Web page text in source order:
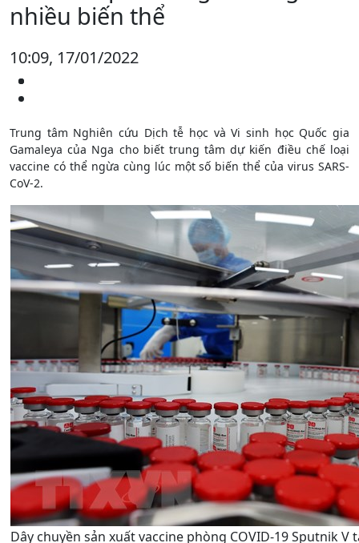
nhiều biến thể
10:09, 17/01/2022
Trung tâm Nghiên cứu Dịch tễ học và Vi sinh học Quốc gia
Gamaleya của Nga cho biết trung tâm dự kiến điều chế loại
vaccine có thể ngừa cùng lúc một số biến thể của virus SARS-
CoV-2.
Dây chuyền sản xuất vaccine phòng COVID-19 Sputnik V